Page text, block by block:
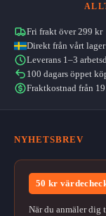
Fri frakt över 299 kr
Direkt från vårt
Leverans 1–3
100 dagars öppet
Fraktkostnad från
NYHETSBREV
50 kr
När du anmäler dig